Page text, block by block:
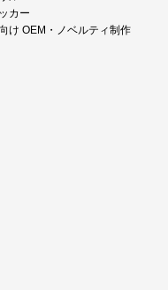
カー
け OEM・ノベルティ制作